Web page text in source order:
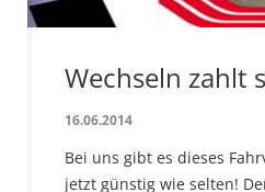
Wechseln zahlt
16.06.2014
Bei uns gibt es dieses
jetzt günstig wie selten!